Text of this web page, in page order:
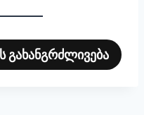
გახანგრძლივება